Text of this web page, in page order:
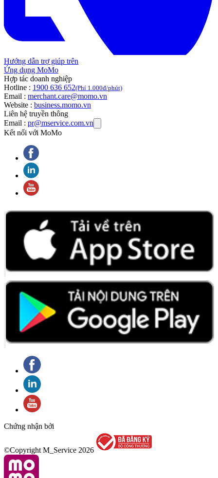
Hướng dẫn trợ giúp trên
Ứng dụng MoMo
Hợp tác doanh nghiệp
Hotline : 1900 636 652(Phí 1.000đ/phút)
Email : merchant.care@momo.vn
Website : business.momo.vn
Liên hệ truyền thông
Email : pr@mservice.com.vn
Kết nối với MoMo
Chứng nhận bởi
©Copyright M_Service 2026